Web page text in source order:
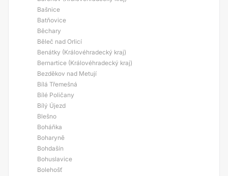
Bašnice
Batňovice
Běchary
Běleč nad Orlicí
Benátky (Královéhradecký kraj)
Bernartice (Královéhradecký kraj)
Bezděkov nad Metují
Bílá Třemešná
Bílé Poličany
Bílý Újezd
Blešno
Boháňka
Boharyně
Bohdašín
Bohuslavice
Bolehošť